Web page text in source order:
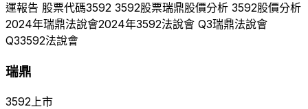
運報告 股票代碼3592 3592股票瑞鼎股價分析 3592股價分析
2024年瑞鼎法說會2024年3592法說會 Q3瑞鼎法說會
Q33592法說會
瑞鼎
3592 上市